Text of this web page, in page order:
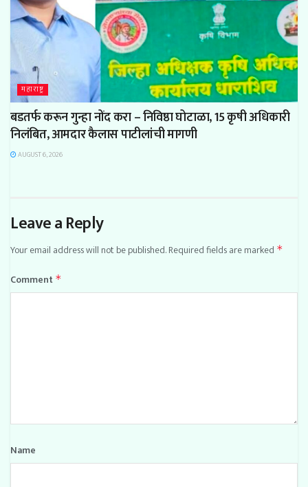
महाराष्ट्र
बडतर्फ करून गुन्हा नोंद करा – निविष्ठा घोटाळा, 15 कृषी अधिकारी
निलंबित, आमदार कैलास पाटीलांची मागणी
AUGUST 6, 2026
Leave a Reply
Your email address will not be published.Required fields are marked *
Comment *
Name